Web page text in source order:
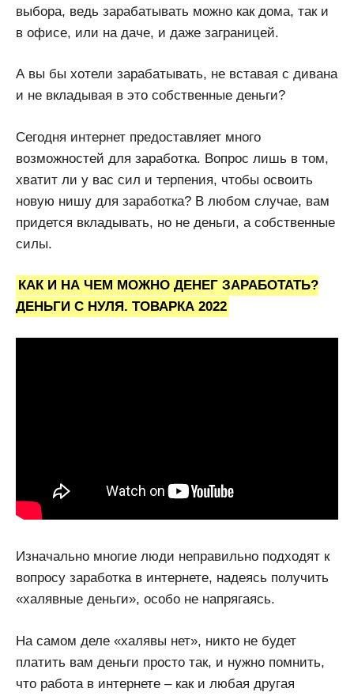
выбора, ведь зарабатывать можно как дома, так и
в офисе, или на даче, и даже заграницей.
А вы бы хотели зарабатывать, не вставая с дивана
и не вкладывая в это собственные деньги?
Сегодня интернет предоставляет много
возможностей для заработка. Вопрос лишь в том,
хватит ли у вас сил и терпения, чтобы освоить
новую нишу для заработка? В любом случае, вам
придется вкладывать, но не деньги, а собственные
силы.
КАК И НА ЧЕМ МОЖНО ДЕНЕГ ЗАРАБОТАТЬ?
ДЕНЬГИ С НУЛЯ. ТОВАРКА 2022
Изначально многие люди неправильно подходят к
вопросу заработка в интернете, надеясь получить
«халявные деньги», особо не напрягаясь.
На самом деле «халявы нет», никто не будет
платить вам деньги просто так, и нужно помнить,
что работа в интернете – как и любая другая